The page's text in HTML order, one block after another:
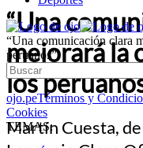
“Una comunicación clara
peruanos”
ojo.peTérminos y
Cookies
TEMAS:
“Una
mejorará la
los
Martín Cuesta,